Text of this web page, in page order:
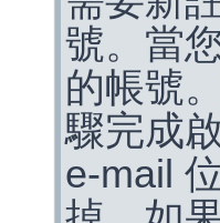
號。當
的帳號
驟完成
e-mail